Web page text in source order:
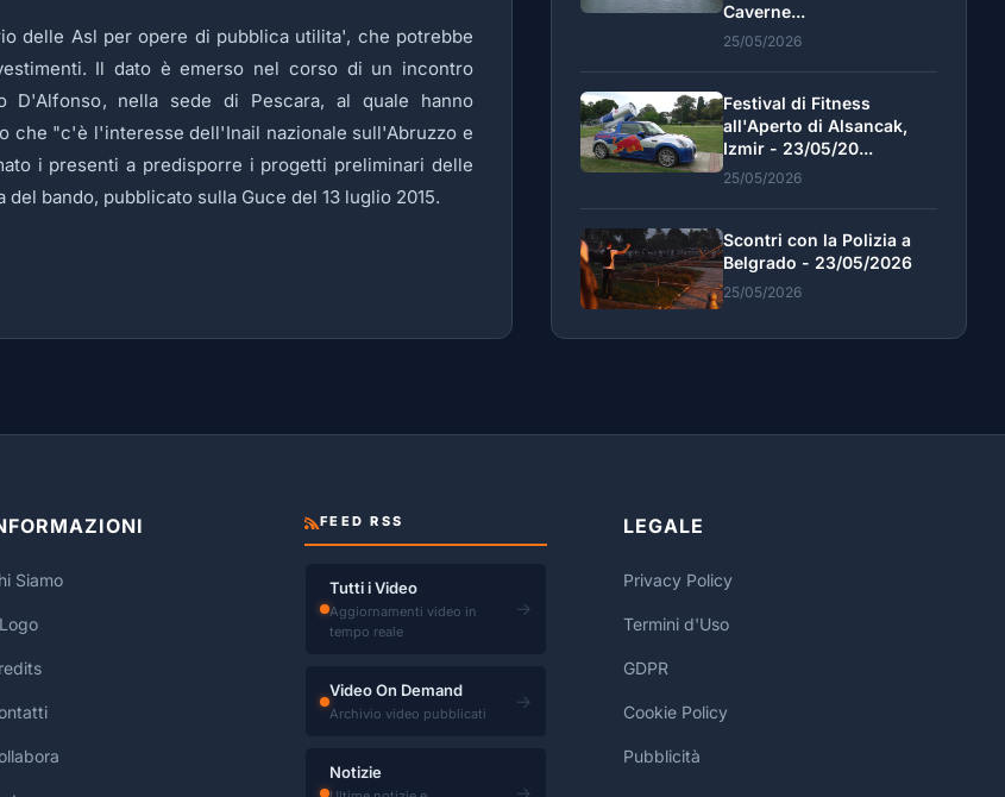
delle Asl per opere di pubblica utilita', che potrebbe
Il dato è emerso nel corso di un incontro
D'Alfonso, nella sede di Pescara, al quale hanno
che "c'è l'interesse dell'Inail nazionale sull'Abruzzo e
i presenti a predisporre i progetti preliminari delle
bando, pubblicato sulla Guce del 13 luglio 2015.
Caverne...
25/05/2026
Festival di Fitness
all'Aperto di Alsancak,
Izmir - 23/05/20...
25/05/2026
Scontri con la Polizia a
Belgrado - 23/05/2026
25/05/2026
Siamo
FEED RSS
Tutti i Video
Aggiornamenti video in
tempo reale
→
Video On Demand
Archivio video pubblicati
→
Notizie
LEGALE
Privacy Policy
Termini d'Uso
GDPR
Cookie Policy
Pubblicità